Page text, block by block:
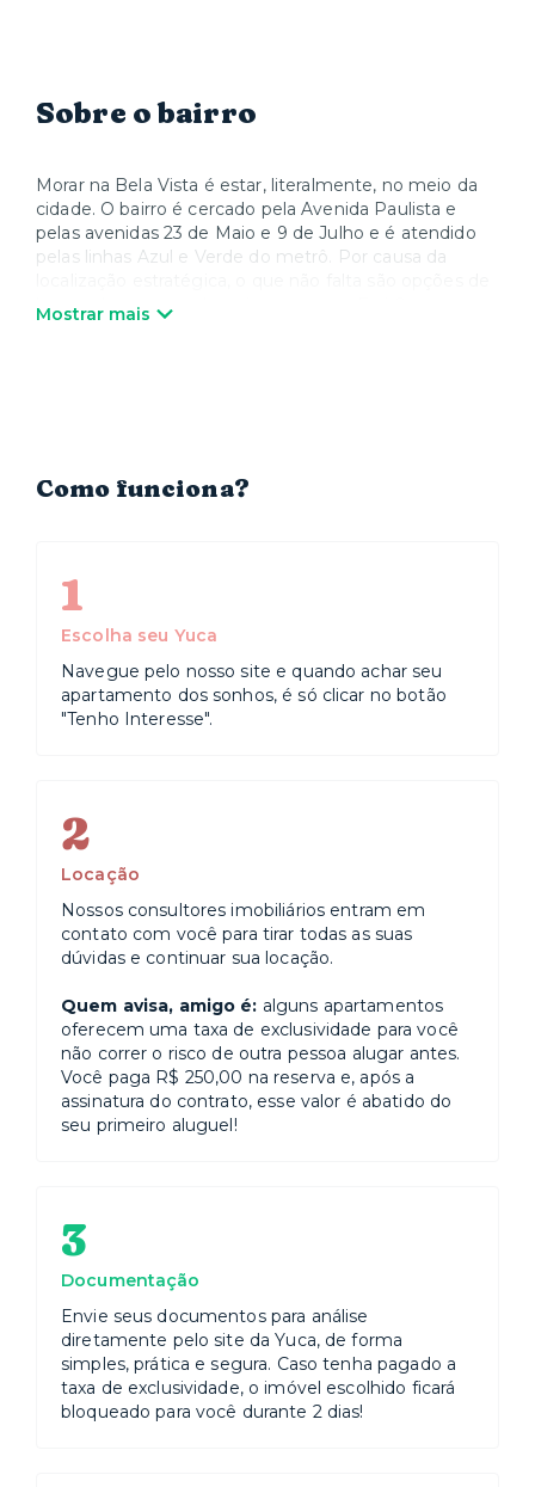
Sobre o bairro
Morar na Bela Vista é estar, literalmente, no meio da
cidade. O bairro é cercado pela Avenida Paulista e
pelas avenidas 23 de Maio e 9 de Julho e é atendido
pelas linhas Azul e Verde do metrô. Por causa da
lazer – de parques shoppings como o Frei Caneca e o
Mostrar mais
Como funciona?
1
Escolha seu Yuca
Navegue pelo nosso site e quando achar seu
apartamento dos sonhos, é só clicar no botão
"Tenho Interesse".
2
Locação
Nossos consultores imobiliários entram em
contato com você para tirar todas as suas
dúvidas e continuar sua locação.
Quem avisa, amigo é: alguns apartamentos
oferecem uma taxa de exclusividade para você
não correr o risco de outra pessoa alugar antes.
Você paga R$ 250,00 na reserva e, após a
assinatura do contrato, esse valor é abatido do
seu primeiro aluguel!
3
Documentação
Envie seus documentos para análise
diretamente pelo site da Yuca, de forma
simples, prática e segura. Caso tenha pagado a
taxa de exclusividade, o imóvel escolhido ficará
bloqueado para você durante 2 dias!